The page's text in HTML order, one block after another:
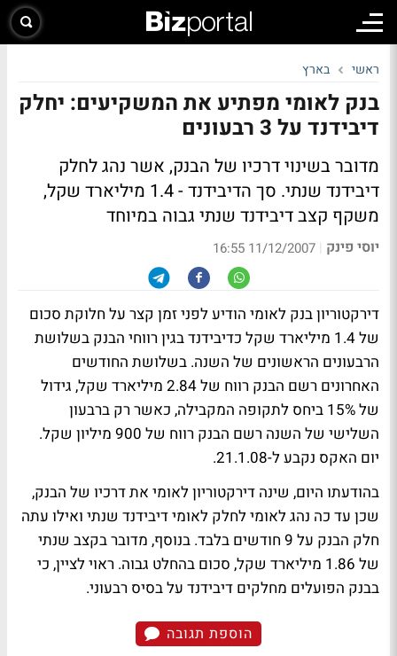
ראשי בארץ
בנק לאומי מפתיע את המשקיעים: יחלק
דיבידנד על 3 רבעונים
מדובר בשינוי דרכיו של הבנק, אשר נהג לחלק
דיבידנד שנתי. סך הדיבידנד - 1.4 מיליארד שקל,
משקף קצב דיבידנד שנתי גבוה במיוחד
יוסי פינק |
11/12/2007 16:55
דירקטוריון בנק לאומי הודיע לפני זמן קצר על חלוקת סכום
של 1.4 מיליארד שקל כדיבידנד בגין רווחי הבנק בשלושת
הרבעונים הראשונים של השנה. בשלושת החודשים
האחרונים רשם הבנק רווח של 2.84 מיליארד שקל, גידול
של 15% ביחס לתקופה המקבילה, כאשר רק ברבעון
השלישי של השנה רשם הבנק רווח של 900 מיליון שקל.
יום האקס נקבע ל-21.1.08.
בהודעתו היום, שינה דירקטוריון לאומי את דרכיו של הבנק,
שכן עד כה נהג לאומי לחלק לאומי דיבידנד שנתי ואילו עתה
חלק הבנק על 9 חודשים בלבד. בנוסף, מדובר בקצב שנתי
של 1.86 מיליארד שקל, סכום בהחלט גבוה. ראוי לציין, כי
בבנק הפועלים מחלקים דיבידנד על בסיס רבעוני.
הוספת תגובה